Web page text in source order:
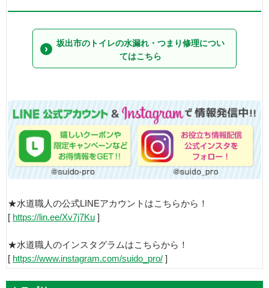
坂出市のトイレの水漏れ・つまり修理につい
てはこちら
★水道職人の公式LINEアカウントはこちらから！
[ https://lin.ee/Xv7j7Ku ]
★水道職人のインスタグラムはこちらから！
[ https://www.instagram.com/suido_pro/ ]